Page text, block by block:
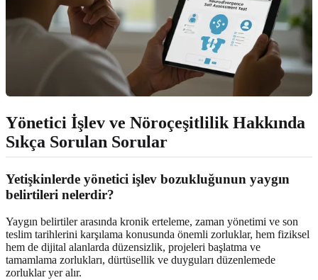
Yönetici İşlev ve Nöroçeşitlilik Hakkında
Sıkça Sorulan Sorular
Yetişkinlerde yönetici işlev bozukluğunun yaygın
belirtileri nelerdir?
Yaygın belirtiler arasında kronik erteleme, zaman yönetimi ve son
teslim tarihlerini karşılama konusunda önemli zorluklar, hem fiziksel
hem de dijital alanlarda düzensizlik, projeleri başlatma ve
tamamlama zorlukları, dürtüsellik ve duyguları düzenlemede
zorluklar yer alır.